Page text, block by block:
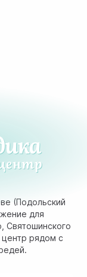
(Подольский
для
Святошинского
рядом с